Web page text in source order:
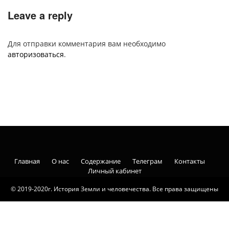
Leave a reply
Для отправки комментария вам необходимо
авторизоваться.
© 2019-2020г. История Земли и человечества. Все права защищены
Главная О нас Содержание Телеграм
Контакты
Личный кабинет